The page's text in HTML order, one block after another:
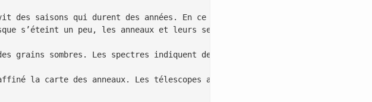
des saisons qui durent des années. En ce moment, la géométrie offre
s’éteint un peu, les anneaux et leurs secrets s’allument.
des grains sombres. Les spectres indiquent des signatures de
la carte des anneaux. Les télescopes au sol et Hubble ont suivi les